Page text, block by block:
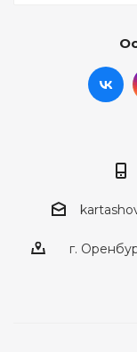
г.